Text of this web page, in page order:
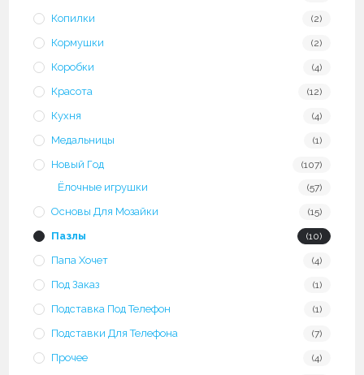
Копилки (2)
Кормушки (2)
Коробки (4)
Красота (12)
Кухня (4)
Медальницы (1)
Новый Год (107)
Ёлочные игрушки (57)
Основы Для Мозайки (15)
Пазлы (10)
Папа Хочет (4)
Под Заказ (1)
Подставка Под Телефон (1)
Подставки Для Телефона (7)
Прочее (4)